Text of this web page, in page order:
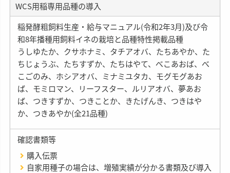
WCS用稲専用品種の導入
稲発酵粗飼料生産・給与マニュアル(令和2年3月)及び令
和8年播種用飼料イネの栽培と品種特性掲載品種
うしゆたか、クサホナミ、タチアオバ、たちあやか、た
ちじょうぶ、たちすずか、たちはやて、べこあおば、べ
こごのみ、ホシアオバ、ミナミユタカ、モグモグあお
ば、モミロマン、リーフスター、ルリアオバ、夢あお
ば、つきすずか、つきことか、きたげんき、つきはや
か、つきあやか(全21品種)
確認書類等
購入伝票
自家用種子の場合は、増殖実績が分かる書類及び導入